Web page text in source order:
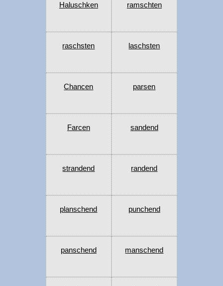
Haluschken ramschten
raschsten laschsten
Chancen parsen
Farcen sandend
strandend randend
planschend punchend
panschend manschend